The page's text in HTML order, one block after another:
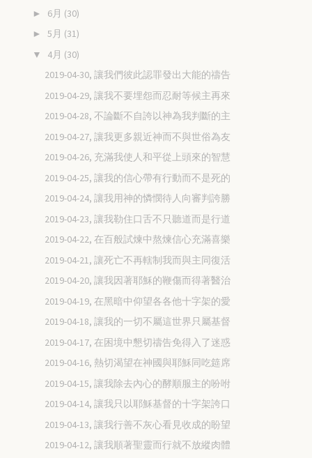
► 6月 (30)
► 5月 (31)
▼ 4月 (30)
2019-04-30, 讓我們彼此認罪發出大能的禱告
2019-04-29, 讓我不要埋怨而忍耐等候主再來
2019-04-28, 不論斷不自誇以神為我判斷的主
2019-04-27, 讓我更多親近神而不與世俗為友
2019-04-26, 充滿我使人和平從上頭來的智慧
2019-04-25, 讓我的信心帶有行動而不是死的
2019-04-24, 讓我用神的憐憫待人向審判誇勝
2019-04-23, 讓我勒住口舌不只聽道而是行道
2019-04-22, 在百般試煉中熬煉信心充滿喜樂
2019-04-21, 讓死亡不再轄制我而與主同復活
2019-04-20, 讓我因著耶穌的鞭傷而得著醫治
2019-04-19, 在黑暗中仰望各各他十字架的愛
2019-04-18, 讓我的一切不屬這世界只屬基督
2019-04-17, 在困境中懇切禱告免得入了迷惑
2019-04-16, 熱切渴望在神國與耶穌同吃筵席
2019-04-15, 讓我除去內心的酵順服主的吩咐
2019-04-14, 讓我只以耶穌基督的十字架誇口
2019-04-13, 讓我行善不灰心看見收成的盼望
2019-04-12, 讓我順著聖靈而行就不放縱肉體